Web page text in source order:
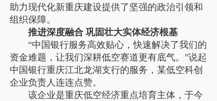
助力现代化新重庆建设提供了坚强的政治引领和
组织保障。
推进深度融合 巩固壮大实体经济根基
“中国银行服务高效贴心，快速解决了我们的
资金难题，让我们深耕低空赛道更有底气。”说起
中国银行重庆江北龙湖支行的服务，某低空科创
企业负责人连连点赞。
该企业是重庆低空经济重点培育主体，于今